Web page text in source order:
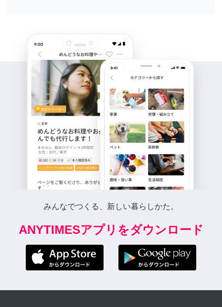
みんなでつくる、新しい暮らしかた。
ANYTIMESアプリをダウンロード